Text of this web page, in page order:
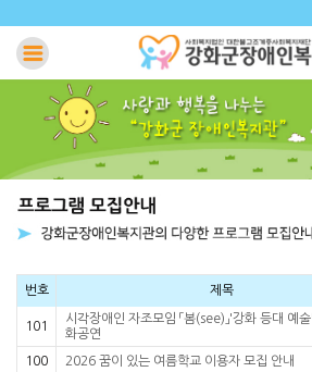
번호 제목
101
시각장애인 자조모임 「봄(see)」'강화 등대 예
화공연
100 2026 꿈이 있는 여름학교 이용자 모집 안내